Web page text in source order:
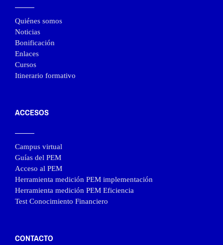
Quiénes somos
Noticias
Bonificación
Enlaces
Cursos
Itinerario formativo
ACCESOS
Campus virtual
Guías del PEM
Acceso al PEM
Herramienta medición PEM implementación
Herramienta medición PEM Eficiencia
Test Conocimiento Financiero
CONTACTO